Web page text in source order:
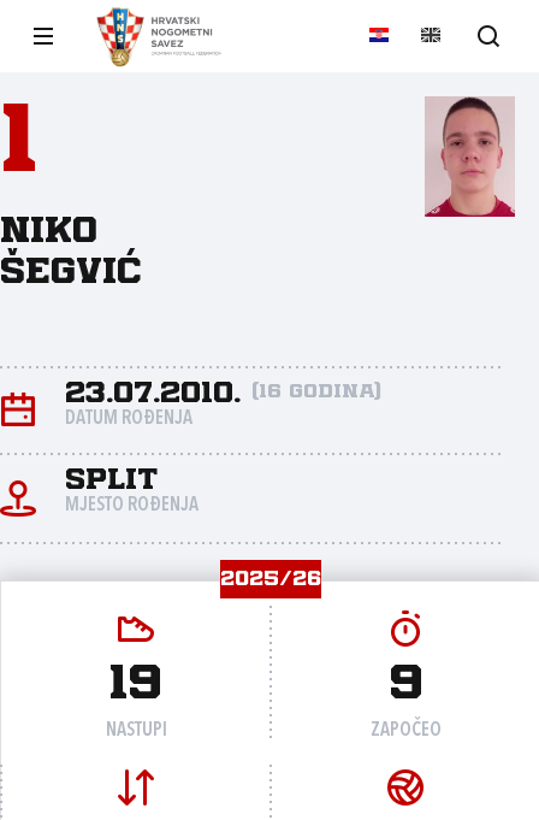
1
Niko
Šegvić
23.07.2010. (16 godina)
DATUM ROĐENJA
Split
MJESTO ROĐENJA
2025/26
19
NASTUPI
9
ZAPOČEO